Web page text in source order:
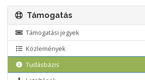
Támogatás
Támogatási jegyek
Közlemények
Tudásbázis